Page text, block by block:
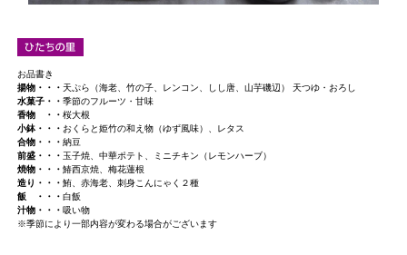
お品書き
揚物・・・ 天ぷら（海老、竹の子、レンコン、しし唐、山芋磯辺） 天つゆ・おろし
水菓子・・ 季節のフルーツ・甘味
香物 ・・ 桜大根
小鉢・・・ おくらと姫竹の和え物（ゆず風味）、レタス
合物・・・ 納豆
前盛・・・ 玉子焼、中華ポテト、ミニチキン（レモンハーブ）
焼物・・・ 鰆西京焼、梅花蓮根
造り・・・ 鮪、赤海老、刺身こんにゃく２種
飯 ・・・ 白飯
汁物・・・ 吸い物
※季節により一部内容が変わる場合がございます